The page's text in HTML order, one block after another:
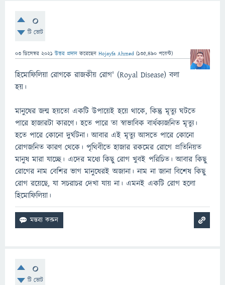
0
টি ভোট
03 ডিসেম্বর 2021 উত্তর প্রদান করেছেন Hojayfa Ahmed (135,490 পয়েন্ট)
হিমোফিলিয়া রোগকে রাজকীয় রোগ' (Royal Disease) বলা
হয়।
মানুষের জন্ম হয়তো একটি উপায়েই হয়ে থাকে, কিন্তু মৃত্যু ঘটতে
পারে হাজারটা কারণে। হতে পারে তা স্বাভাবিক বার্ধক্যজনিত মৃত্যু।
হতে পারে কোনো দুর্ঘটনা। আবার এই মৃত্যু আসতে পারে কোনো
রোগজনিত কারণ থেকে। পৃথিবীতে হাজার রকমের রোগে প্রতিনিয়ত
মানুষ মারা যাচ্ছে। এদের মধ্যে কিছু রোগ খুবই পরিচিত। আবার কিছু
রোগের নাম বেশির ভাগ মানুষেরই অজানা। নাম না জানা বিশেষ কিছু
রোগ রয়েছে, যা সচরাচর দেখা যায় না। এমনই একটি রোগ হলো
হিমোফিলিয়া।
0
টি ভোট